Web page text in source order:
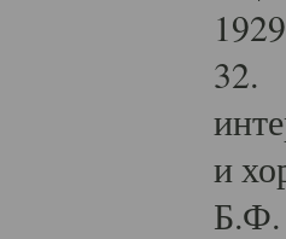
32.
и
Б.Ф.